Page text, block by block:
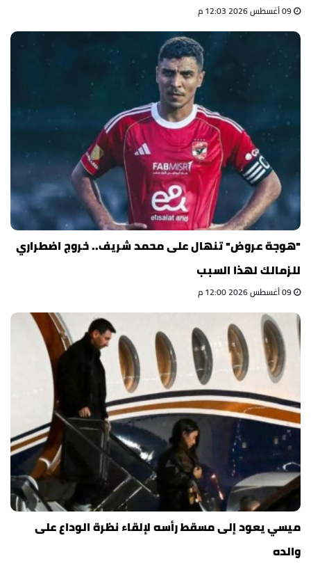
"هوجة عروض" تنهال على محمد شريف.. خروج اضطراري
للزمالك لهذا السبب
ميسي يعود إلى مسقط رأسه لإلقاء نظرة الوداع على
والده